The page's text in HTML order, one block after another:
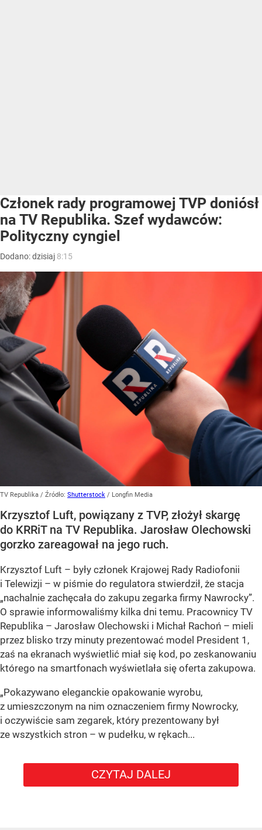
Członek rady programowej TVP doniósł
na TV Republika. Szef wydawców:
Polityczny cyngiel
Dodano:dzisiaj 8:15
TV Republika / Źródło: Shutterstock / Longfin Media
Krzysztof Luft, powiązany z TVP, złożył skargę
do KRRiT na TV Republika. Jarosław Olechowski
gorzko zareagował na jego ruch.
Krzysztof Luft – były członek Krajowej Rady Radiofonii
i Telewizji – w piśmie do regulatora stwierdził, że stacja
„nachalnie zachęcała do zakupu zegarka firmy Nawrocky”.
O sprawie informowaliśmy kilka dni temu. Pracownicy TV
Republika – Jarosław Olechowski i Michał Rachoń – mieli
przez blisko trzy minuty prezentować model President 1,
zaś na ekranach wyświetlić miał się kod, po zeskanowaniu
którego na smartfonach wyświetlała się oferta zakupowa.
„Pokazywano eleganckie opakowanie wyrobu,
z umieszczonym na nim oznaczeniem firmy Nowrocky,
i oczywiście sam zegarek, który prezentowany był
ze wszystkich stron – w pudełku, w rękach...
CZYTAJ DALEJ